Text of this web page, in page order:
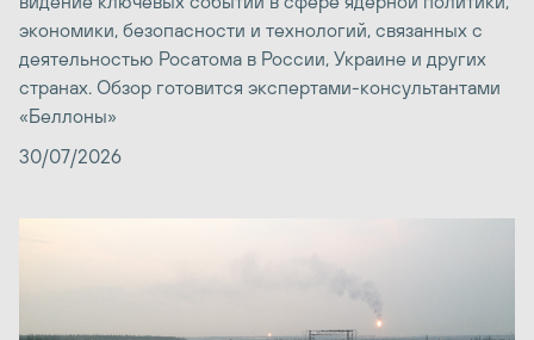
экономики, безопасности и технологий, связанных с
деятельностью Росатома в России, Украине и других
странах. Обзор готовится экспертами-консультантами
«Беллоны»
30/07/2026